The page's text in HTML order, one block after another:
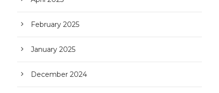
February 2025
January 2025
December 2024